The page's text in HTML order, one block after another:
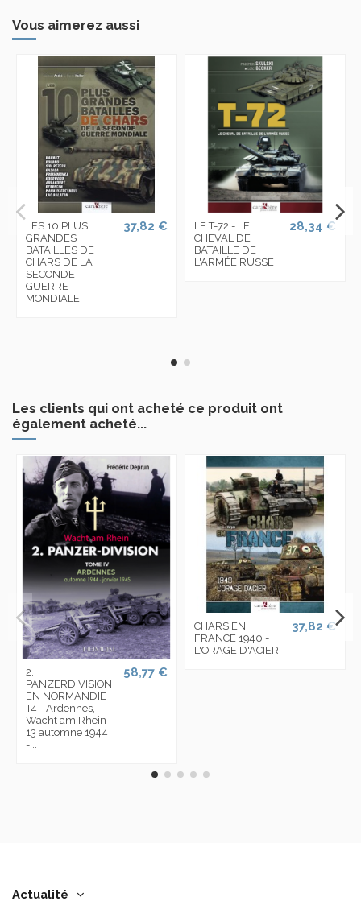
Vous aimerez aussi
LES 10 PLUS
GRANDES
BATAILLES DE
CHARS DE LA
SECONDE
GUERRE
MONDIALE
37,82 €
LE T-72 - LE
CHEVAL DE
BATAILLE DE
L'ARMÉE RUSSE
28,34 €
Les clients qui ont acheté ce produit ont
également acheté...
2.
PANZERDIVISION
EN NORMANDIE
T4 - Ardennes,
Wacht am Rhein -
13 automne 1944
-...
58,77 €
CHARS EN
FRANCE 1940 -
L'ORAGE D'ACIER
37,82 €
Actualité